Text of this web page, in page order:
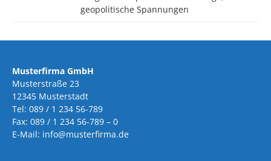
geopolitische Spannungen
Musterfirma GmbH
Musterstraße 23
12345 Musterstadt
Tel: 089 / 1 234 56-789
Fax: 089 / 1 234 56-789 – 0
E-Mail: info@musterfirma.de